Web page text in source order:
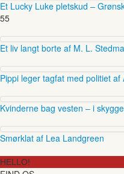
Et Lucky Luke pletskud –
55
Et liv langt borte af M. L.
Pippi leger tagfat med politiet af
Kvinderne bag vesten – i
Smørklat af Lea Landgreen
HELLO!